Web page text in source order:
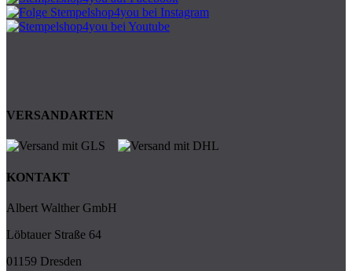
VERSANDARTEN
KONTAKT
Albert Walther GmbH
Löbtauer Straße 64
01159 Dresden